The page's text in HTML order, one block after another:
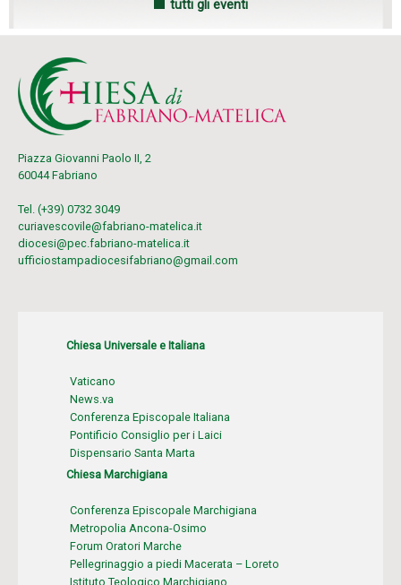
tutti gli eventi
Piazza Giovanni Paolo II, 2
60044 Fabriano
Tel. (+39) 0732 3049
curiavescovile@fabriano-matelica.it
diocesi@pec.fabriano-matelica.it
ufficiostampadiocesifabriano@gmail.com
Chiesa Universale e Italiana
Vaticano
News.va
Conferenza Episcopale Italiana
Pontificio Consiglio per i Laici
Dispensario Santa Marta
Chiesa Marchigiana
Conferenza Episcopale Marchigiana
Metropolia Ancona-Osimo
Forum Oratori Marche
Pellegrinaggio a piedi Macerata – Loreto
Istituto Teologico Marchigiano